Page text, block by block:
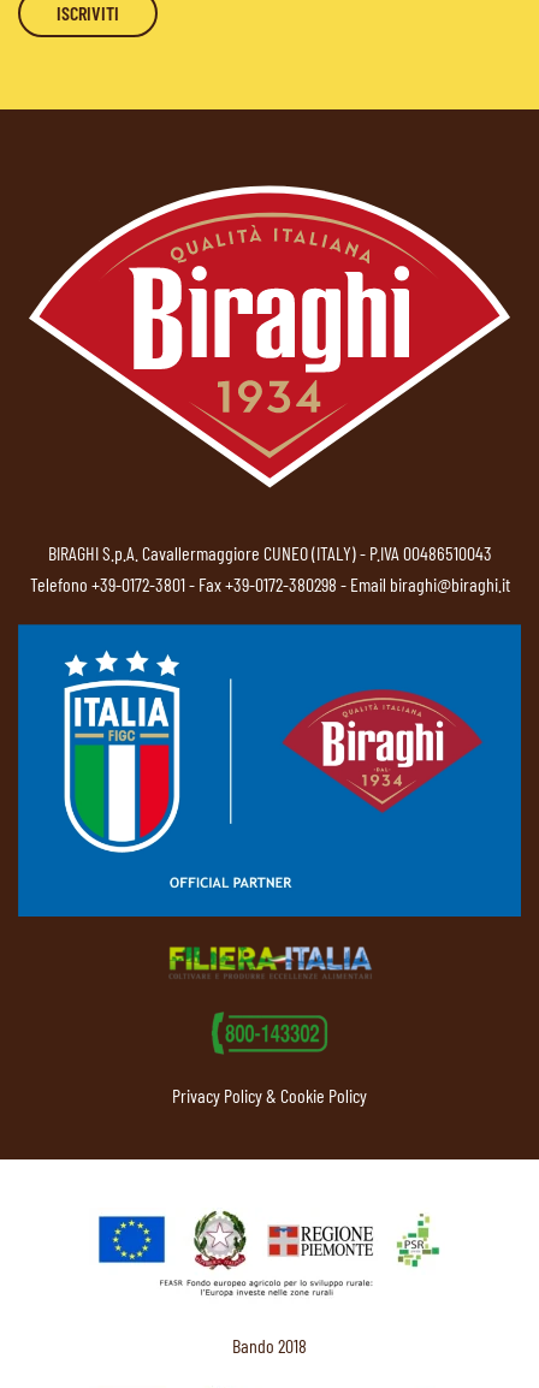
BIRAGHI S.p.A. Cavallermaggiore CUNEO (ITALY) - P.IVA 00486510043
Telefono +39-0172-3801- Fax +39-0172-380298 - Email biraghi@biraghi.it
Privacy Policy & Cookie Policy
Bando 2018